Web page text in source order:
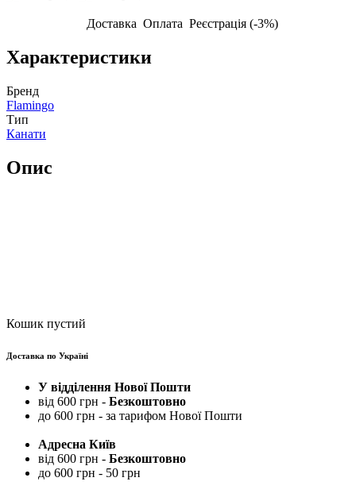
Доставка Оплата Реєстрація (-3%)
Характеристики
Бренд
Flamingo
Тип
Канати
Опис
Кошик пустий
Доставка по Україні
У відділення Нової Пошти
від 600 грн - Безкоштовно
до 600 грн - за тарифом Нової Пошти
Адресна Київ
від 600 грн - Безкоштовно
до 600 грн - 50 грн